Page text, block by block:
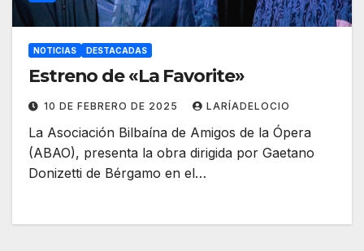
NOTICIAS DESTACADAS
Estreno de «La Favorite»
10 DE FEBRERO DE 2025 LARÍADELOCIO
La Asociación Bilbaína de Amigos de la Ópera
(ABAO), presenta la obra dirigida por Gaetano
Donizetti de Bérgamo en el…